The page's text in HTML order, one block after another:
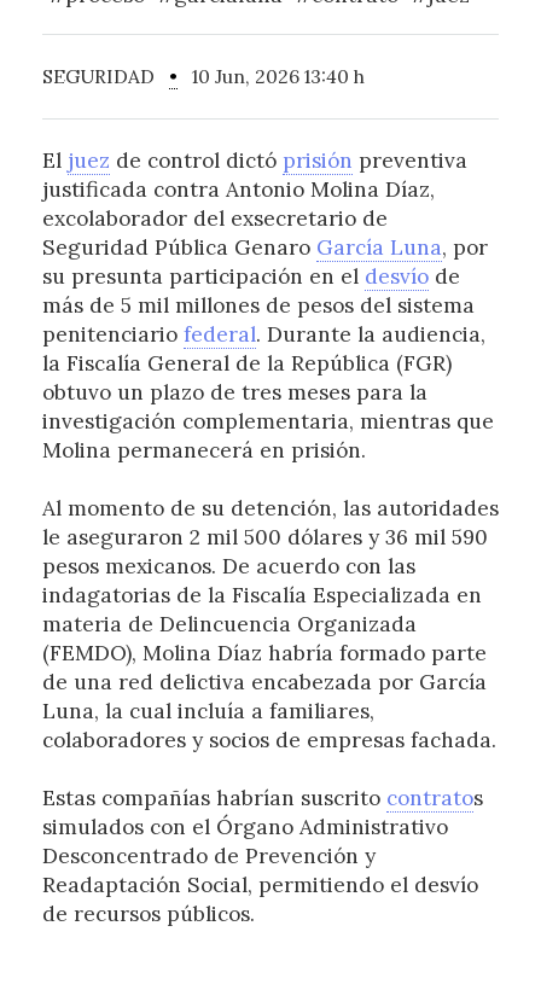
SEGURIDAD • 10 Jun, 2026 13:40 h
El juez de control dictó prisión preventiva
justificada contra Antonio Molina Díaz,
excolaborador del exsecretario de
Seguridad Pública Genaro García Luna, por
su presunta participación en el desvíode
más de 5 mil millones de pesos del sistema
penitenciario federal. Durante la audiencia,
la Fiscalía General de la República (FGR)
obtuvo un plazo de tres meses para la
investigación complementaria, mientras que
Molina permanecerá en prisión.
Al momento de su detención, las autoridades
le aseguraron 2 mil 500 dólares y 36 mil 590
pesos mexicanos. De acuerdo con las
indagatorias de la Fiscalía Especializada en
materia de Delincuencia Organizada
(FEMDO), Molina Díaz habría formado parte
de una red delictiva encabezada por García
Luna, la cual incluía a familiares,
colaboradores y socios de empresas fachada.
Estas compañías habrían suscrito contratos
simulados con el Órgano Administrativo
Desconcentrado de Prevención y
Readaptación Social, permitiendo el desvío
de recursos públicos.